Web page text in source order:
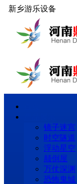
新乡游乐设备
镜子迷宫
时空隧道
浮动星空
颠倒屋
万仗深渊
恐怖鬼城